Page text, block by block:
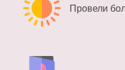
Провели